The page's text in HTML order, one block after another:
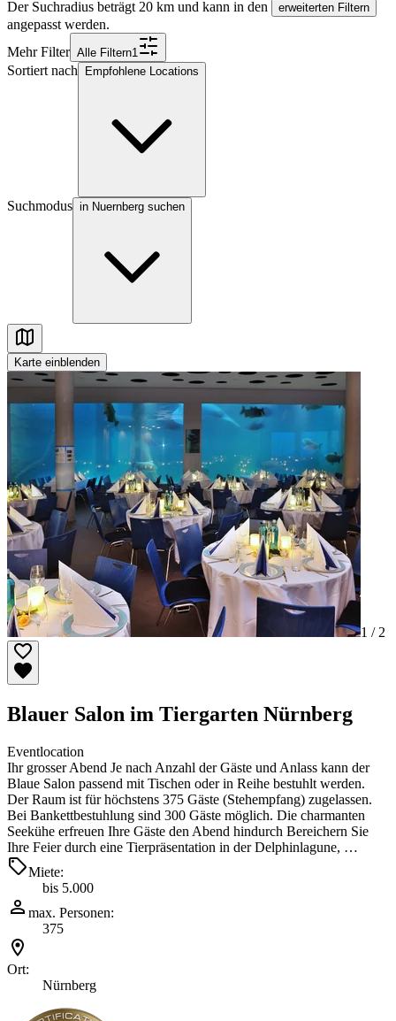
Der Suchradius beträgt 20 km und kann in den erweiterten Filtern
angepasst werden.
Mehr Filter Alle Filtern1
Sortiert nach Empfohlene Locations
Suchmodus in Nuernberg suchen
Karte einblenden
1 / 2
Blauer Salon im Tiergarten Nürnberg
Eventlocation
Ihr grosser Abend Je nach Anzahl der Gäste und Anlass kann der
Blaue Salon passend mit Tischen oder in Reihe bestuhlt werden.
Der Raum ist für höchstens 375 Gäste (Stehempfang) zugelassen.
Bei Bankettbestuhlung sind 300 Gäste möglich. Die charmanten
Seekühe erfreuen Ihre Gäste den Abend hindurch Bereichern Sie
Ihre Feier durch eine Tierpräsentation in der Delphinlagune, …
Miete:
bis 5.000
max. Personen:
375
Ort:
Nürnberg